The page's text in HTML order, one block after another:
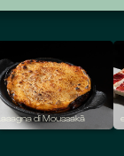
Lasagna di Moussakà